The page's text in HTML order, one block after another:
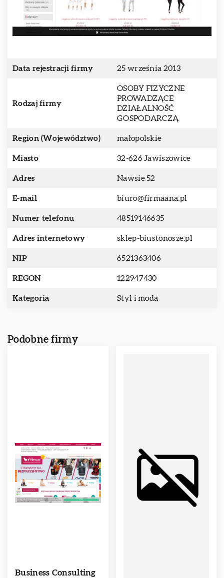
Data rejestracji firmy 25 września 2013
Rodzaj firmy
OSOBY FIZYCZNE
PROWADZĄCE
DZIAŁALNOŚĆ
GOSPODARCZĄ
Region (Województwo) małopolskie
Miasto 32-626 Jawiszowice
Adres Nawsie 52
E-mail biuro@firmaana.pl
Numer telefonu 48519146635
Adres internetowy sklep-biustonosze.pl
NIP 6521363406
REGON 122947430
Kategoria Styl i moda
Podobne firmy
Business Consulting